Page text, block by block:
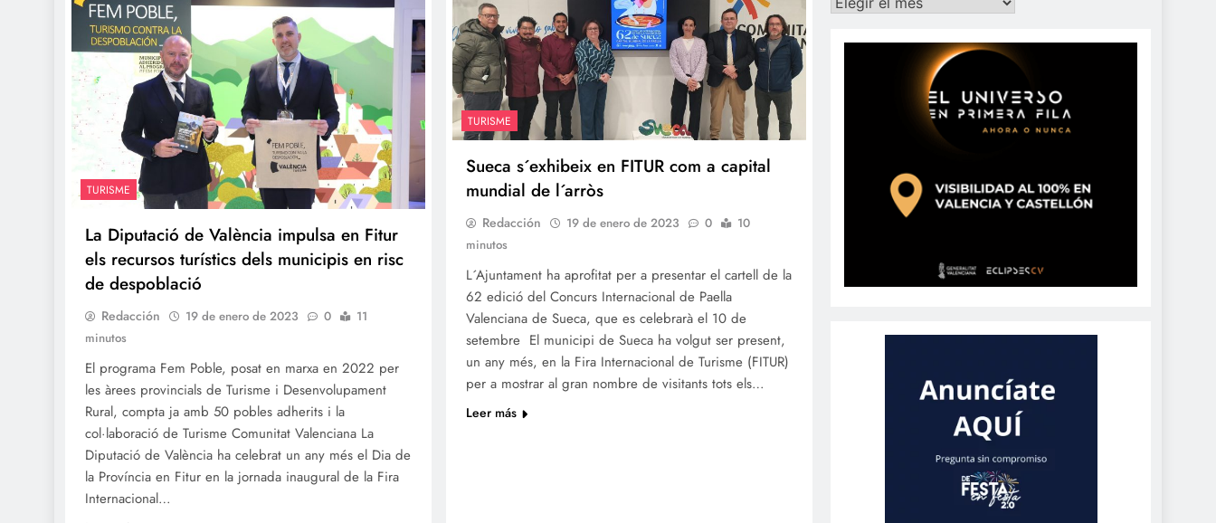
TURISME
La Diputació de València impulsa en Fitur
els recursos turístics dels municipis en risc
de despoblació
Redacción 19 de enero de 2023 0
11
minutos
El programa Fem Poble, posat en marxa en 2022 per
les àrees provincials de Turisme i Desenvolupament
Rural, compta ja amb 50 pobles adherits i la
col·laboració de Turisme Comunitat Valenciana La
Diputació de València ha celebrat un any més el Dia de
la Província en Fitur en la jornada inaugural de la Fira
Internacional…
TURISME
Sueca s´exhibeix en FITUR com a capital
mundial de l´arròs
Redacción 19 de enero de 2023 0
10
minutos
L´Ajuntament ha aprofitat per a presentar el cartell de la
62 edició del Concurs Internacional de Paella
Valenciana de Sueca, que es celebrarà el 10 de
setembre El municipi de Sueca ha volgut ser present,
un any més, en la Fira Internacional de Turisme (FITUR)
per a mostrar al gran nombre de visitants tots els…
Leer más